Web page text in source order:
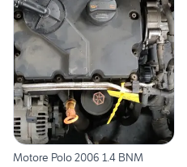
Motore Polo 2006 1.4 BNM